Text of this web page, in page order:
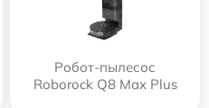
Робот-пылесос
Roborock Q8 Max Plus